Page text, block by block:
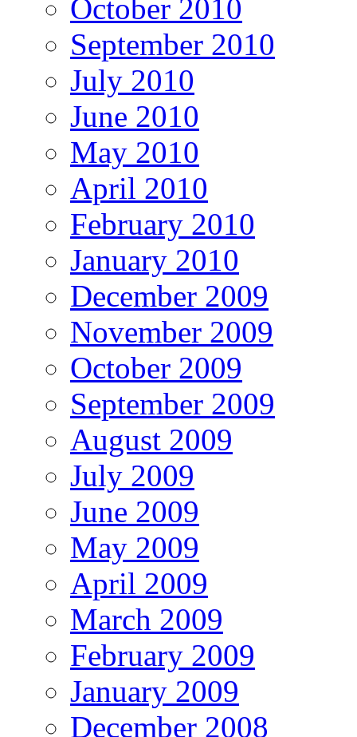
October 2010
September 2010
July 2010
June 2010
May 2010
April 2010
February 2010
January 2010
December 2009
November 2009
October 2009
September 2009
August 2009
July 2009
June 2009
May 2009
April 2009
March 2009
February 2009
January 2009
December 2008